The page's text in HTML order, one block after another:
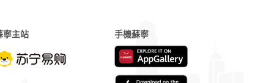
寧主站 手機蘇寧